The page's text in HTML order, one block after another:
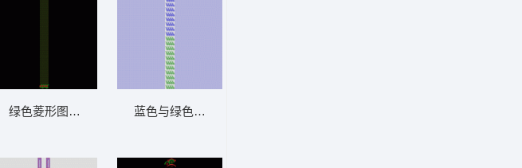
绿色菱形图案装饰带 窗帘蓝色与绿色蕾丝图案排列 窗帘